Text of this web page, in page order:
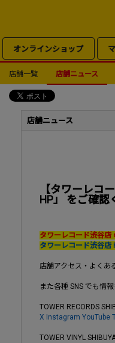
オンラインショップ
店舗一覧 店舗ニュース
店舗ニュース
【タワーレコ
HP」 をご確認
タワーレコード渋谷店
タワーレコード渋谷店
店舗アクセス・よくあ
また各種 SNS でも情
TOWER RECORDS
X Instagram YouTube
TOWER VINYL